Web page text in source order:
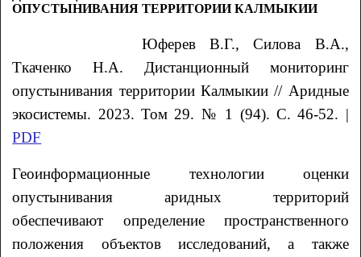
ОПУСТЫНИВАНИЯ ТЕРРИТОРИИ КАЛМЫКИИ
ЮферевВ.Г.,Силова В.А.,
ТкаченкоН.А. Дистанционный мониторинг
опустынивания территории Калмыкии// Аридные
экосистемы. 2023. Том 29. № 1 (94). С. 46-52. |
PDF
Геоинформационные технологии оценки
опустынивания аридных территорий
обеспечивают определение пространственного
положения объектов исследований, а также